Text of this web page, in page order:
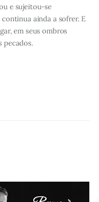
e sujeitou-se
ainda a sofrer. E
em seus ombros
pecados.